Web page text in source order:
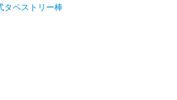
タペストリー棒